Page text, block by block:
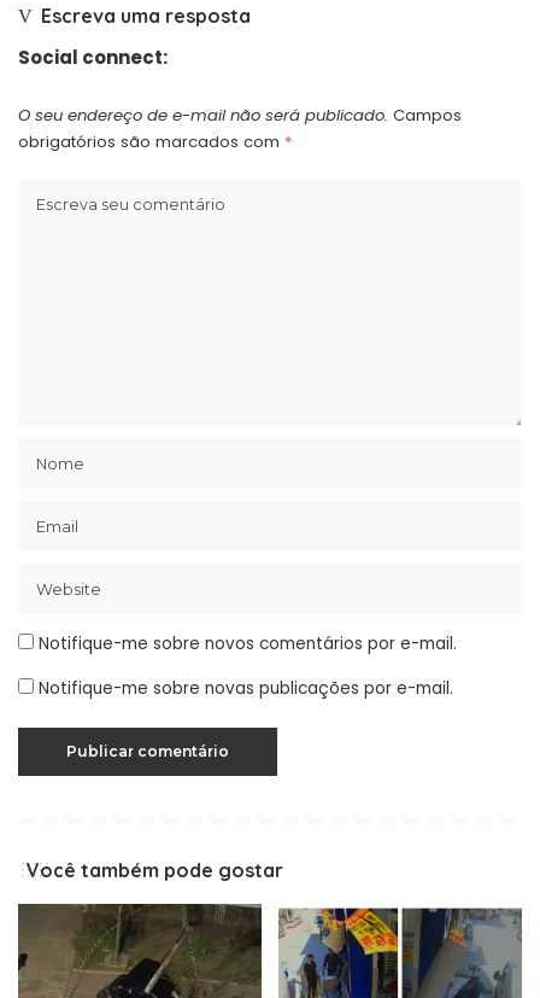
Escreva uma resposta
Social connect:
O seu endereço de e-mail não será publicado. Campos
obrigatórios são marcados com *
Notifique-me sobre novos comentários por e-mail.
Notifique-me sobre novas publicações por e-mail.
Você também pode gostar